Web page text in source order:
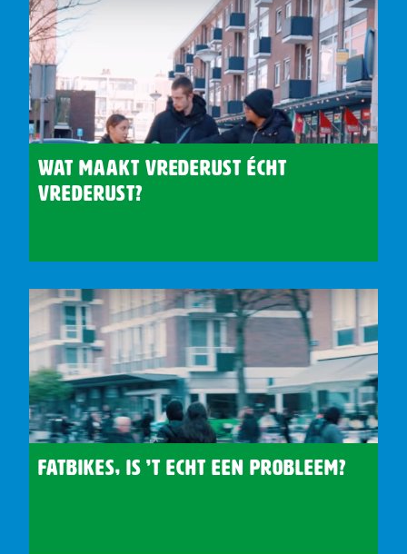
Wat maakt Vrederust écht
Vrederust?
Fatbikes, is ’t echt een probleem?